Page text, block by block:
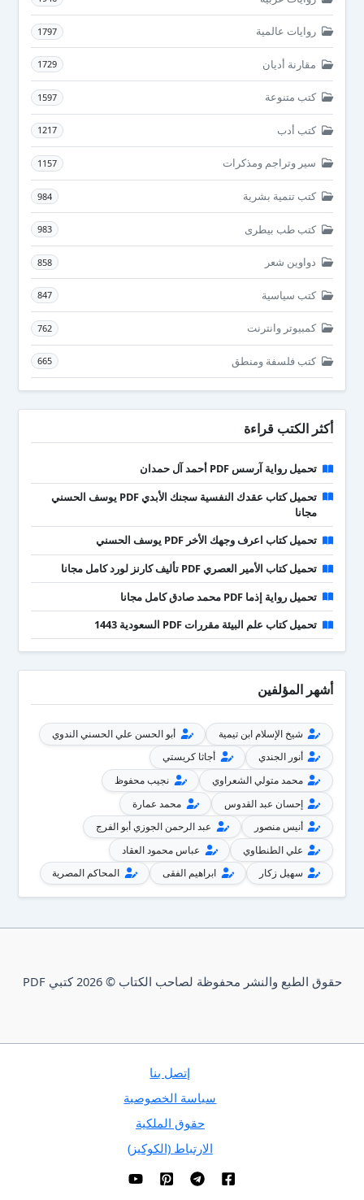
روايات عالمية 1797
مقارنة أديان 1729
كتب متنوعة 1597
كتب أدب 1217
سير وتراجم ومذكرات 1157
كتب تنمية بشرية 984
كتب طب بيطرى 983
دواوين شعر 858
كتب سياسية 847
كمبيوتر وانترنت 762
كتب فلسفة ومنطق 665
أكثر الكتب قراءة
تحميل رواية آرسس PDF أحمد آل حمدان
تحميل كتاب عقدك النفسية سجنك الأبدي PDF يوسف الحسني
مجانا
تحميل كتاب اعرف وجهك الأخر PDF يوسف الحسني
تحميل كتاب الأمير العصري PDF تأليف كارنز لورد كامل مجانا
تحميل رواية إذما PDF محمد صادق كامل مجانا
تحميل كتاب علم البيئة مقررات PDF السعودية 1443
أشهر المؤلفين
شيخ الإسلام ابن تيمية
أبو الحسن علي الحسني الندوي
أنور الجندي
أجاثا كريستي
محمد متولي الشعراوي
نجيب محفوظ
إحسان عبد القدوس
محمد عمارة
أنيس منصور
عبد الرحمن الجوزي أبو الفرج
علي الطنطاوي
عباس محمود العقاد
سهيل زكار
ابراهيم الفقى المحاكم المصرية
حقوق الطبع والنشر محفوظة لصاحب الكتاب © 2026 كتبي PDF
إتصل بنا
سياسة الخصوصية
حقوق الملكية
الارتباط (الكوكيز)